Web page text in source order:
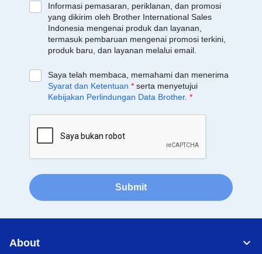
Informasi pemasaran, periklanan, dan promosi
yang dikirim oleh Brother International Sales
Indonesia mengenai produk dan layanan,
termasuk pembaruan mengenai promosi terkini,
produk baru, dan layanan melalui email.
Saya telah membaca, memahami dan menerima
Syarat dan Ketentuan * serta menyetujui
Kebijakan Perlindungan Data Brother. *
Submit
About